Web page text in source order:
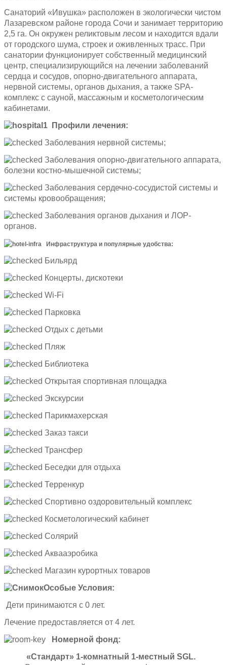
Санаторий «Ивушка» расположен в экологически чистом
Лазаревском районе города Сочи и занимает территорию
2,5 га. Он окружен реликтовым лесом и находится вдали
от городского шума, строек и оживленных трасс. При
санатории функционирует собственный медицинский
центр, специализирующийся на лечении заболеваний
сердца и сосудов, опорно-двигательного аппарата,
нервной системы, органов дыхания, а также SPA-
комплекс с сауной, массажным и косметологическим
кабинетами.
Профили лечения:
Заболевания нервной системы;
Заболевания опорно-двигательного аппарата,
болезни костно-мышечной системы;
Заболевания сердечно-сосудистой системы и
системы кровообращения;
Заболевания органов дыхания и ЛОР-
органов.
Инфраструктура и популярные удобства:
Бильярд
Концерты, дискотеки
Wi-Fi
Парковка
Отдых с детьми
Пляж
Библиотека
Открытая спортивная площадка
Экскурсии
Парикмахерская
Заказ такси
Трансфер
Беседки для отдыха
Терренкур
Cпортивно оздоровительный комплекс
Косметологический кабинет
Солярий
Аквааэробика
Магазин курортных товаров
Особые Условия:
Дети принимаются с 0 лет.
Лечение предоставляется от 4 лет.
Номерной фонд:
«Стандарт» 1-комнатный 1-местный SGL.